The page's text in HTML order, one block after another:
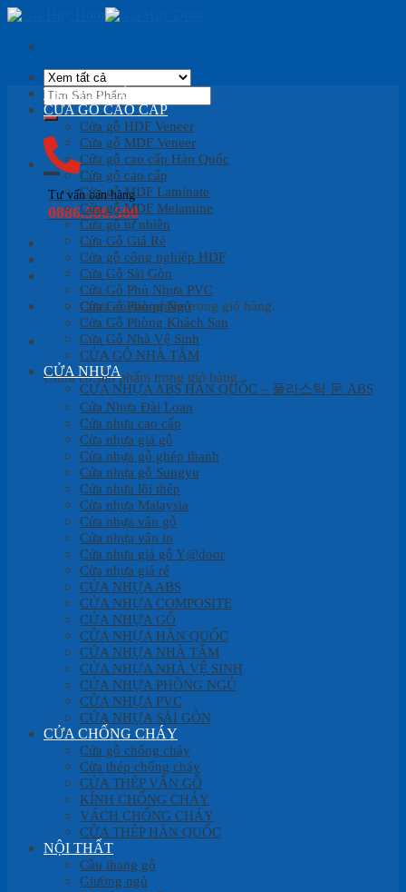
Skip
content
Tìm
kiếm:
Tư vấn bán hàng
0886.500.500
Chưa có sản phẩm trong giỏ hàng.
Giỏ hàng
Chưa có sản phẩm trong giỏ hàng.
TRANG CHỦ
CỬA GỖ CAO CẤP
Cửa gỗ HDF Veneer
Cửa gỗ MDF Veneer
Cửa gỗ cao cấp Hàn Quốc
Cửa gỗ cao cấp
Cửa gỗ MDF Laminate
Cửa gỗ MDF Melamine
Cửa gỗ tự nhiên
Cửa Gỗ Giá Rẻ
Cửa gỗ công nghiệp HDF
Cửa Gỗ Sài Gòn
Cửa Gỗ Phủ Nhựa PVC
Cửa Gỗ Phòng Ngủ
Cửa Gỗ Phòng Khách Sạn
Cửa Gỗ Nhà Vệ Sinh
CỬA GỖ NHÀ TẮM
CỬA NHỰA
CỬA NHỰA ABS HÀN QUỐC – 플라스틱 문 ABS
Cửa Nhựa Đài Loan
Cửa nhựa cao cấp
Cửa nhựa giả gỗ
Cửa nhựa gỗ ghép thanh
Cửa nhựa gỗ Sungyu
Cửa nhựa lõi thép
Cửa nhựa Malaysia
Cửa nhựa vân gỗ
Cửa nhựa vân in
Cửa nhựa giả gỗ Y@door
Cửa nhựa giá rẻ
CỬA NHỰA ABS
CỬA NHỰA COMPOSITE
CỬA NHỰA GỖ
CỬA NHỰA HÀN QUỐC
CỬA NHỰA NHÀ TẮM
CỬA NHỰA NHÀ VỆ SINH
CỬA NHỰA PHÒNG NGỦ
CỬA NHỰA PVC
CỬA NHỰA SÀI GÒN
CỬA CHỐNG CHÁY
Cửa gỗ chống cháy
Cửa thép chống cháy
CỬA THÉP VÂN GỖ
KÍNH CHỐNG CHÁY
VÁCH CHỐNG CHÁY
CỬA THÉP HÀN QUỐC
NỘI THẤT
Cầu thang gỗ
Giường ngủ